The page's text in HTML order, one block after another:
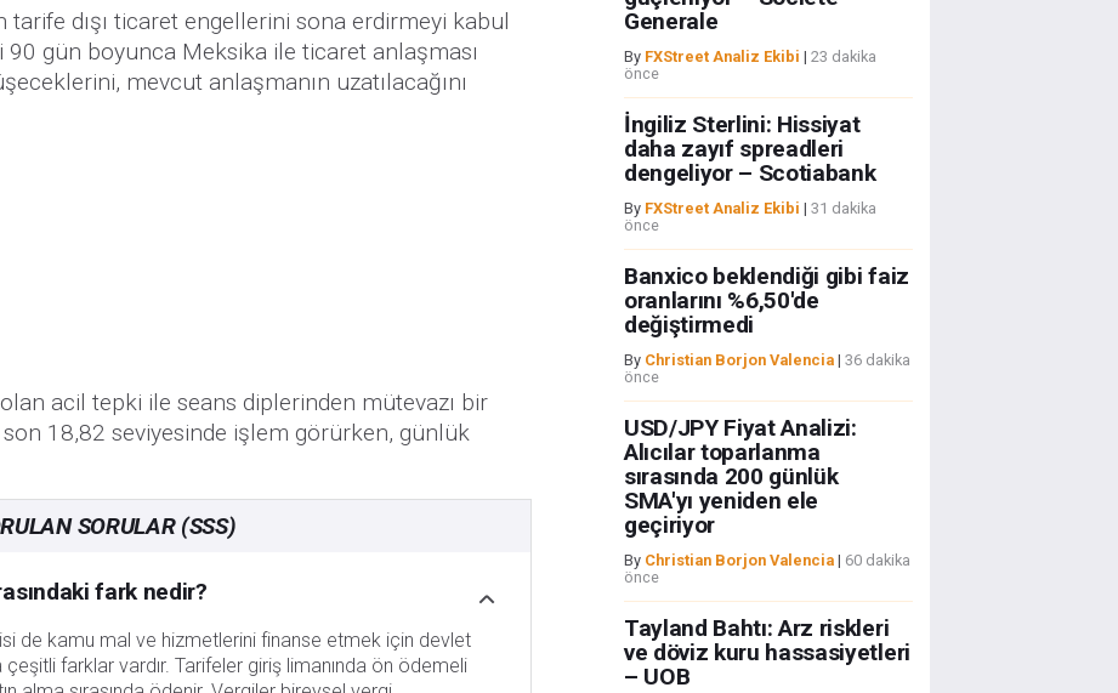
tarife dışı ticaret engellerini sona erdirmeyi kabul
90 gün boyunca Meksika ile ticaret anlaşması
mevcut anlaşmanın uzatılacağını
acil tepki ile seans diplerinden mütevazı bir
18,82 seviyesinde işlem görürken, günlük
SORULAR (SSS)
fark nedir?
de kamu mal ve hizmetlerini finanse etmek için devlet
farklar vardır. Tarifeler giriş limanında ön ödemeli
Generale
By FXStreet Analiz Ekibi | 23 dakika
önce
İngiliz Sterlini: Hissiyat
daha zayıf spreadleri
dengeliyor – Scotiabank
By FXStreet Analiz Ekibi | 31 dakika
önce
Banxico beklendiği gibi faiz
oranlarını %6,50'de
değiştirmedi
By Christian Borjon Valencia| 36 dakika
önce
USD/JPY Fiyat Analizi:
Alıcılar toparlanma
sırasında 200 günlük
SMA'yı yeniden ele
geçiriyor
By Christian Borjon Valencia| 60 dakika
önce
Tayland Bahtı: Arz riskleri
ve döviz kuru hassasiyetleri
– UOB